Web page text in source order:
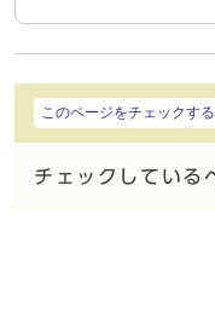
このページをチェックする
チェックしている